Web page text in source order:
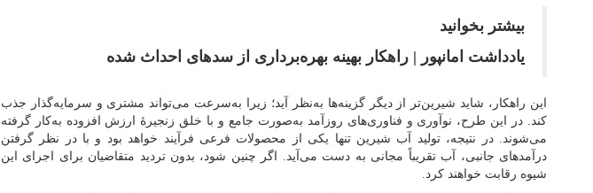
بیشتر بخوانید
یادداشت امانپور | راهکار بهینه بهره‌برداری از سدهای احداث شده
این راهکار، شاید شیرین‌تر از دیگر گزینه‌ها به‌نظر آید؛ زیرا به‌سرعت می‌تواند مشتری و سرمایه‌گذار جذب
کند. در این طرح، نوآوری و فناوری‌های روزآمد به‌صورت جامع و با خلق زنجیرۀ ارزش افزوده به‌کار گرفته
می‌شوند. در نتیجه، تولید آب شیرین تنها یکی از محصولات فرعی فرآیند خواهد بود و با در نظر گرفتن
درآمدهای جانبی، آب تقریباً مجانی به دست می‌آید. اگر چنین شود، بدون تردید متقاضیان برای اجرای این
شیوه رقابت خواهند کرد.